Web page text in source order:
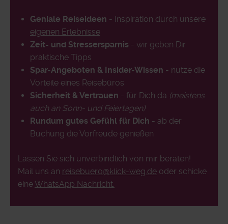
Geniale Reiseideen - Inspiration durch unsere
eigenen Erlebnisse
Zeit- und Stressersparnis - wir geben Dir
praktische Tipps
Spar-Angeboten & Insider-Wissen - nutze die
Vorteile eines Reisebüros
Sicherheit & Vertrauen - für Dich da (meistens
auch an Sonn- und Feiertagen)
Rundum gutes Gefühl für Dich - ab der
Buchung die Vorfreude genießen
Lassen Sie sich unverbindlich von mir beraten!
Mail uns an reisebuero@klick-weg.de oder schicke
eineWhatsApp Nachricht.